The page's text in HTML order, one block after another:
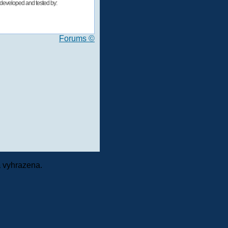
and tested by:
Forums ©
vyhrazena.